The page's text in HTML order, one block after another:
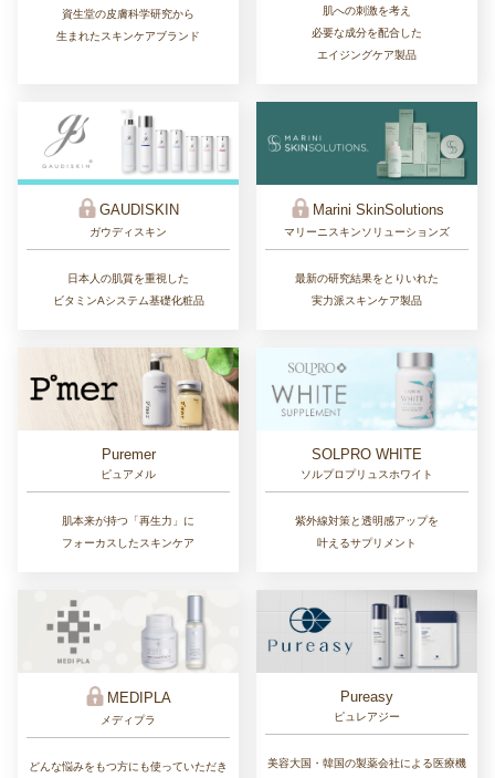
資生堂の皮膚科学研究から
生まれたスキンケアブランド
肌への刺激を考え
必要な成分を配合した
エイジングケア製品
GAUDISKIN
ガウディスキン
日本人の肌質を重視した
ビタミンAシステム基礎化粧品
Marini SkinSolutions
マリーニスキンソリューションズ
最新の研究結果をとりいれた
実力派スキンケア製品
Puremer
ピュアメル
肌本来が持つ「再生力」に
フォーカスしたスキンケア
SOLPRO WHITE
ソルプロプリュスホワイト
紫外線対策と透明感アップを
叶えるサプリメント
MEDIPLA
メディプラ
どんな悩みをもつ方にも使っていただき
Pureasy
ピュレアジー
美容大国・韓国の製薬会社による医療機